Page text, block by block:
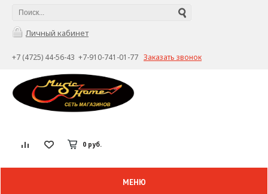
Личный кабинет
+7 (4725) 44-56-43 +7-910-741-01-77 Заказать звонок
0 руб.
МЕНЮ